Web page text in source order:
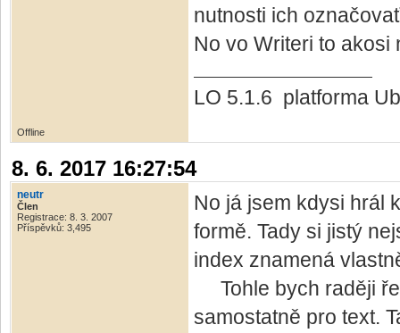
nutnosti ich
No vo Writeri to akosi
LO 5.1.6 platforma
Offline
8. 6. 2017 16:27:54
neutr
Člen
Registrace: 8. 3. 2007
Příspěvků: 3,495
No já jsem kdysi hrál
formě. Tady si jistý
index znamená
Tohle bych raději
samostatně pro text.